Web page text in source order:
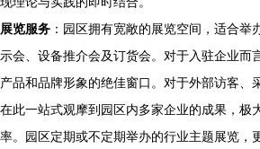
展览服务 ：园区拥有宽敞的展览空间，适合举
示会、设备推介会及订货会。对于入驻企业而
产品和品牌形象的绝佳窗口。对于外部访客、
在此一站式观摩到园区内多家企业的成果，极
率。园区定期或不定期举办的行业主题展览，